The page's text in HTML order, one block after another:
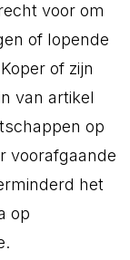
voor om
of lopende
of zijn
van artikel
op
voorafgaande
het
op